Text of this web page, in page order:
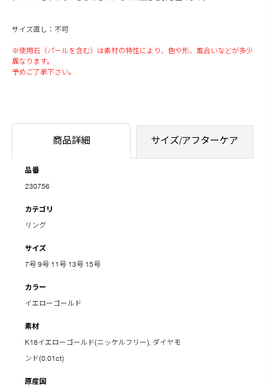
サイズ直し：不可
※使用石（パールを含む）は素材の特性により、色や形、風合いなどが多少
異なります。
予めご了承下さい。
商品詳細 サイズ/アフターケア
品番
230756
カテゴリ
リング
サイズ
7号 9号 11号 13号 15号
カラー
イエローゴールド
素材
K18イエローゴールド(ニッケルフリー), ダイヤモ
ンド(0.01ct)
原産国